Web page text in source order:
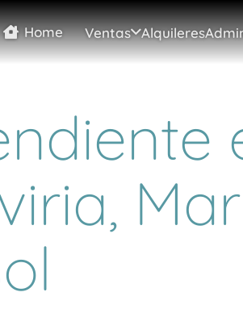
Home Ventas Alquileres